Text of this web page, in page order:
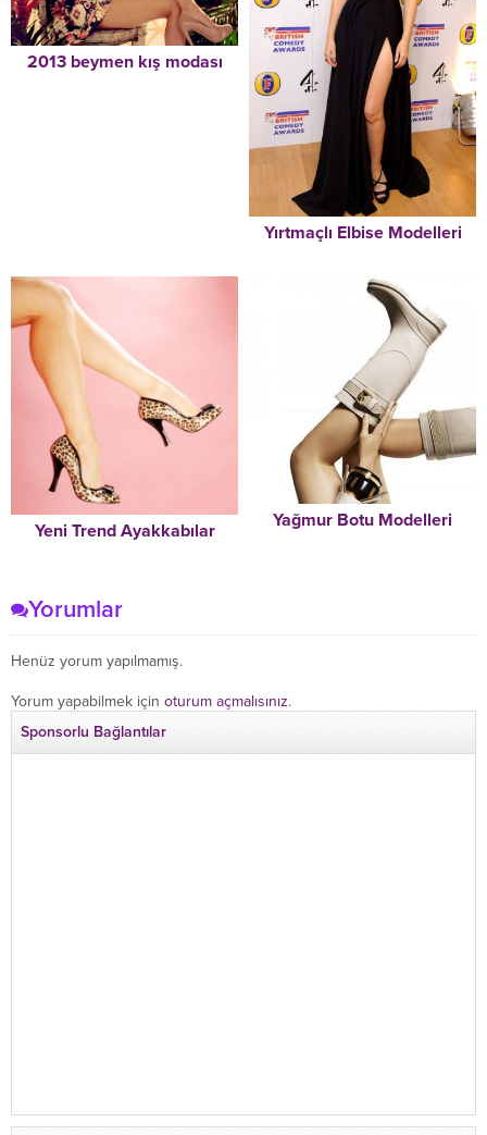
2013 beymen kış modası
Yırtmaçlı Elbise Modelleri
Yeni Trend Ayakkabılar
Yağmur Botu Modelleri
Yorumlar
Henüz yorum yapılmamış.
Yorum yapabilmek için oturum açmalısınız.
Sponsorlu Bağlantılar